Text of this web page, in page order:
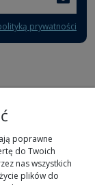
prywatności
poprawne
do Twoich
nas wszystkich
plików do